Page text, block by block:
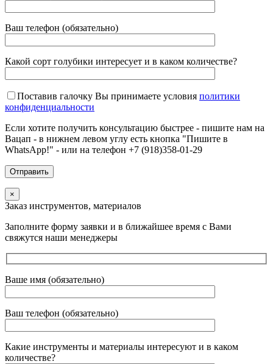
Ваш телефон (обязательно)
Какой сорт голубики интересует и в каком количестве?
Поставив галочку Вы принимаете условия политики
конфиденциальности
Если хотите получить консультацию быстрее - пишите нам на
Вацап - в нижнем левом углу есть кнопка "Пишите в
WhatsApp!" - или на телефон +7 (918)358-01-29
×
Заказ инструментов, материалов
Заполните форму заявки и в ближайшее время с Вами
свяжутся наши менеджеры
Ваше имя (обязательно)
Ваш телефон (обязательно)
Какие инструменты и материалы интересуют и в каком
количестве?